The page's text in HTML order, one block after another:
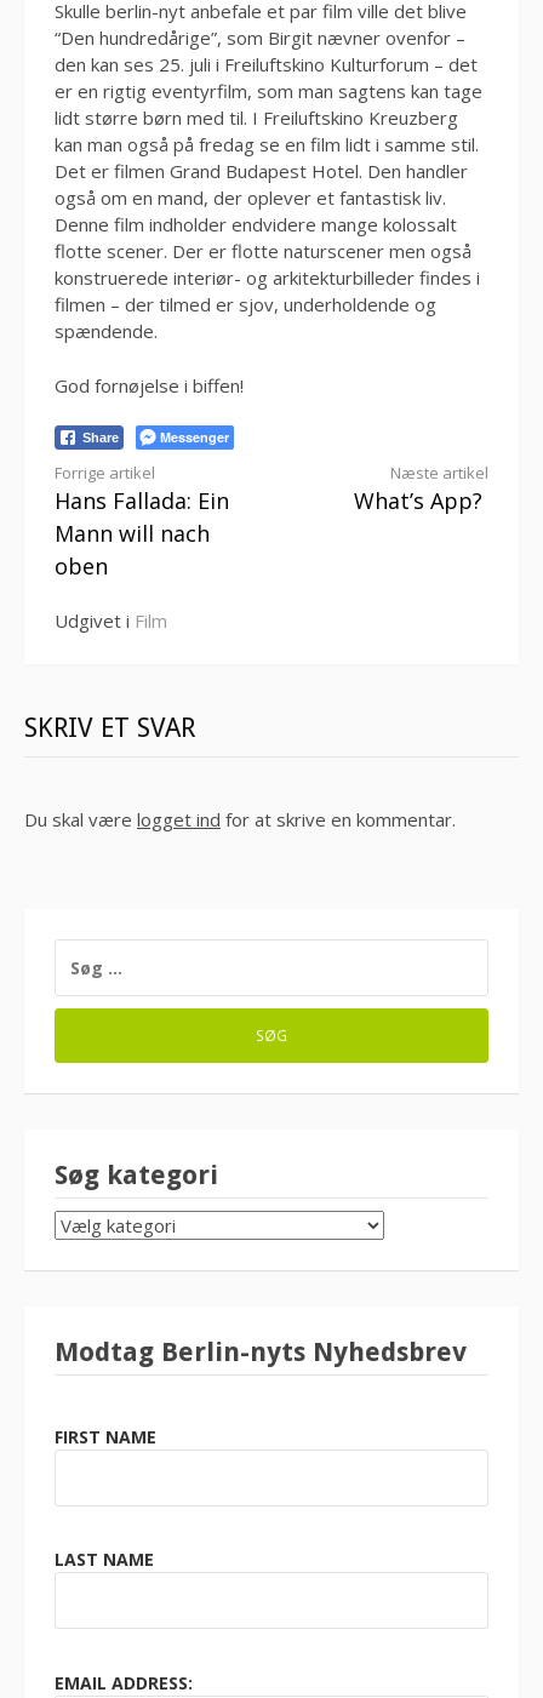
Skulle berlin-nyt anbefale et par film ville det blive
“Den hundredårige”, som Birgit nævner ovenfor –
den kan ses 25. juli i Freiluftskino Kulturforum – det
er en rigtig eventyrfilm, som man sagtens kan tage
lidt større børn med til. I Freiluftskino Kreuzberg
kan man også på fredag se en film lidt i samme stil.
Det er filmen Grand Budapest Hotel. Den handler
også om en mand, der oplever et fantastisk liv.
Denne film indholder endvidere mange kolossalt
flotte scener. Der er flotte naturscener men også
konstruerede interiør- og arkitekturbilleder findes i
filmen – der tilmed er sjov, underholdende og
spændende.
God fornøjelse i biffen!
Share Messenger
Læs
videre
Forrige artikel
Hans Fallada: Ein
Mann will nach
oben
Næste artikel
What’s App?
Udgivet i Film
SKRIV ET SVAR
Du skal være logget ind for at skrive en kommentar.
EFTER:
Søg kategori
SØG
KATEGORI
Modtag Berlin-nyts Nyhedsbrev
FIRST NAME
LAST NAME
EMAIL ADDRESS: